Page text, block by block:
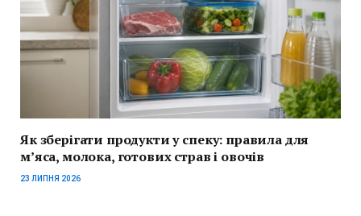
Як зберігати продукти у спеку: правила для
м’яса, молока, готових страв і овочів
23 ЛИПНЯ 2026